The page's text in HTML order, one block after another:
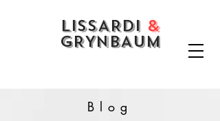
LISSARDI &
GRYNBAUM
Blog